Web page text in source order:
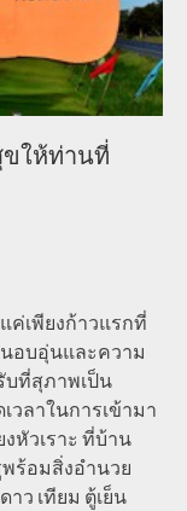
ขให้ท่านที่
เพียงก้าวแรกที่
อบอุ่นและความ
บที่สุภาพเป็น
วลาในการเข้ามา
หัวเราะ ที่บ้าน
ร้อมสิ่งอำนวย
ว เทียม ตู้เย็น